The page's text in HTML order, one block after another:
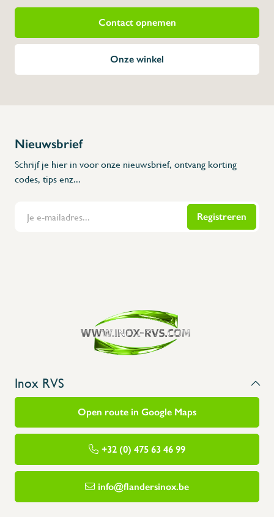
Flanders Inox | Karperstraat 6, 8400 Oostende | België | BNP Paribas Fortis:
Contact opnemen
Onze winkel
Nieuwsbrief
Schrijf je hier in voor onze nieuwsbrief, ontvang korting
codes, tips enz...
Registreren
Inox RVS
Open route in Google Maps
+32 (0) 475 63 46 99
info@flandersinox.be